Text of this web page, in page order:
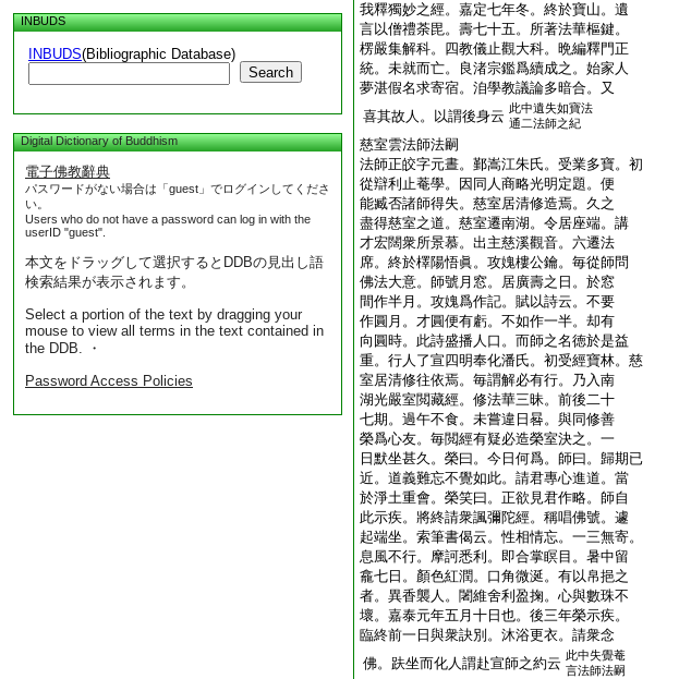
INBUDS
INBUDS(Bibliographic Database)
Search
Digital Dictionary of Buddhism
電子佛教辭典
パスワードがない場合は「guest」でログインしてくださ
い。
Users who do not have a password can log in with the
userID "guest".
本文をドラッグして選択するとDDBの見出し語
検索結果が表示されます。
Select a portion of the text by dragging your
mouse to view all terms in the text contained in
the DDB. ・
Password Access Policies
我釋獨妙之經。嘉定七年冬。終於寶山。遺
言以僧禮荼毘。壽七十五。所著法華樞鍵。
楞嚴集解科。四教儀止觀大科。晩編釋門正
統。未就而亡。良渚宗鑑爲續成之。始家人
夢湛假名求寄宿。洎學教議論多暗合。又
喜其故人。以謂後身云 此中遺失如寶法
通二法師之紀
慈室雲法師法嗣
法師正皎字元晝。鄞嵩江朱氏。受業多寶。初
從辯利止菴學。因同人商略光明定題。便
能臧否諸師得失。慈室居清修造焉。久之
盡得慈室之道。慈室遷南湖。令居座端。講
才宏闊衆所景慕。出主慈溪觀音。六遷法
席。終於檡陽悟眞。攻媿樓公鑰。毎從師問
佛法大意。師號月窓。居廣壽之日。於窓
間作半月。攻媿爲作記。賦以詩云。不要
作圓月。才圓便有虧。不如作一半。却有
向圓時。此詩盛播人口。而師之名徳於是益
重。行人了宣四明奉化潘氏。初受經寶林。慈
室居清修往依焉。毎謂解必有行。乃入南
湖光嚴室閲藏經。修法華三昧。前後二十
七期。過午不食。未嘗違日晷。與同修善
榮爲心友。毎閲經有疑必造榮室決之。一
日默坐甚久。榮曰。今日何爲。師曰。歸期已
近。道義難忘不覺如此。請君專心進道。當
於淨土重會。榮笑曰。正欲見君作略。師自
此示疾。將終請衆諷彌陀經。稱唱佛號。遽
起端坐。索筆書偈云。性相情忘。一三無寄。
息風不行。摩訶悉利。即合掌瞑目。暑中留
龕七日。顏色紅潤。口角微涎。有以帛挹之
者。異香襲人。闍維舍利盈掬。心與數珠不
壞。嘉泰元年五月十日也。後三年榮示疾。
臨終前一日與衆訣別。沐浴更衣。請衆念
佛。趺坐而化人謂赴宣師之約云 此中失覺菴
言法師法嗣